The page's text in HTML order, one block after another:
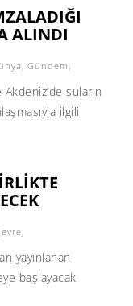
ALINDI
, Gündem ,
suların
ilgili
,
yayınlanan
başlayacak